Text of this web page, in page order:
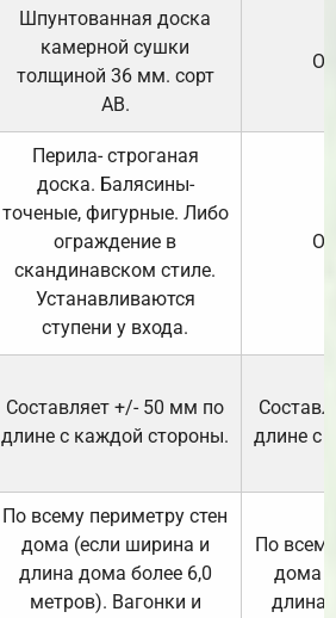
Шпунтованная доска
камерной сушки
толщиной 36 мм. сорт
АВ.
Перила- строганая
доска. Балясины-
точеные, фигурные. Либо
ограждение в
скандинавском стиле.
Устанавливаются
ступени у входа.
Составляет +/- 50 мм по
длине с каждой стороны.
длине с
По всему периметру стен
дома (если ширина и
длина дома более 6,0
метров). Вагонки и
По
дома
длина